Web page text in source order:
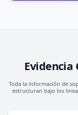
Evidencia
Toda la información de
estructuran bajo los